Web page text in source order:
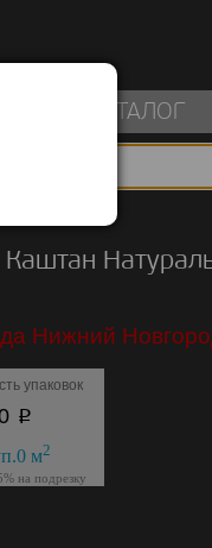
КАТАЛОГ
Каштан
Нижний
упаковок
p
0 м2
на подрезку